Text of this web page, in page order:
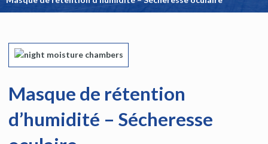
Masque de rétention
d’humidité – Sécheresse